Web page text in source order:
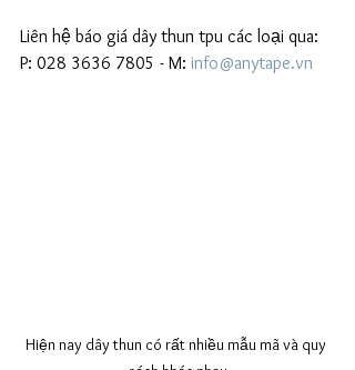
Liên hệ báo giá dây thun tpu các loại qua:
P: 028 3636 7805 - M: info@anytape.vn
Hiện nay dây thun có rất nhiều mẫu mã và quy